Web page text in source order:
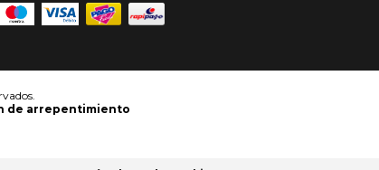
de arrepentimiento